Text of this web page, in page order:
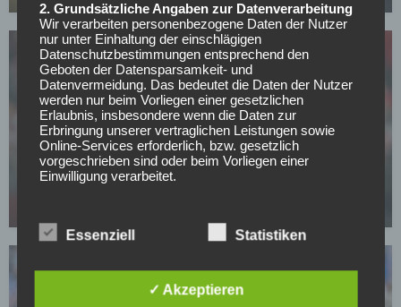
DSC ARMINIA BIELEFELD
Fehler Serie ignoriert: Bielefeld-Trainer setzt
weiter auf umstrittenen Keeper
2. Grundsätzliche Angaben zur Datenverarbeitung
Wir verarbeiten personenbezogene Daten der Nutzer
nur unter Einhaltung der einschlägigen
Datenschutzbestimmungen entsprechend den
Geboten der Datensparsamkeit- und
Datenvermeidung. Das bedeutet die Daten der Nutzer
werden nur beim Vorliegen einer gesetzlichen
Erlaubnis, insbesondere wenn die Daten zur
Erbringung unserer vertraglichen Leistungen sowie
Online-Services erforderlich, bzw. gesetzlich
vorgeschrieben sind oder beim Vorliegen einer
Einwilligung verarbeitet.
technische Sicherheitsmaßnahmen entsprechend dem
Stand der Technik, um sicher zu stellen, dass die
werden und um damit die durch uns verarbeiteten
Daten gegen zufällige oder vorsätzliche
Manipulationen, Verlust, Zerstörung oder gegen den
Essenziell Statistiken
✓ Akzeptieren